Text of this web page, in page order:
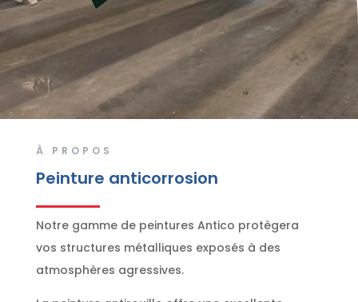
À PROPOS
Peinture anticorrosion
Notre gamme de peintures Antico protègera
vos structures métalliques exposés à des
atmosphères agressives.